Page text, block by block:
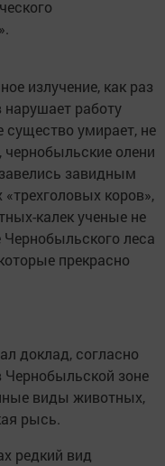
излучение, как раз
нарушает работу
умирает, не
олени
завидным
коров»,
калек ученые не
леса
прекрасно
доклад, согласно
Чернобыльской зоне
виды животных,
рысь.
редкий вид